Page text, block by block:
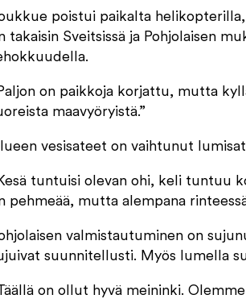
poistui paikalta
takaisin Sveitsissä ja Pohjolaisen
on paikkoja korjattu, mutta
maavyöryistä.”
vesisateet on vaihtunut
tuntuisi olevan ohi, keli tuntuu
pehmeää, mutta alempana
valmistautuminen on
suunnitellusti. Myös lumella
on ollut hyvä meininki.